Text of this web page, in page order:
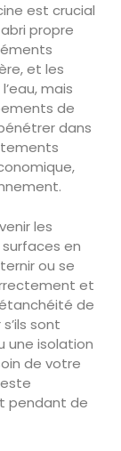
est crucial
propre
et les
mais
de
dans
les
en
ou se
et
de
sont
une isolation
de votre
pendant de